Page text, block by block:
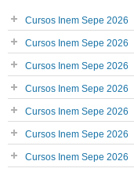
Cursos Inem Sepe 2026
Cursos Inem Sepe 2026
Cursos Inem Sepe 2026
Cursos Inem Sepe 2026
Cursos Inem Sepe 2026
Cursos Inem Sepe 2026
Cursos Inem Sepe 2026